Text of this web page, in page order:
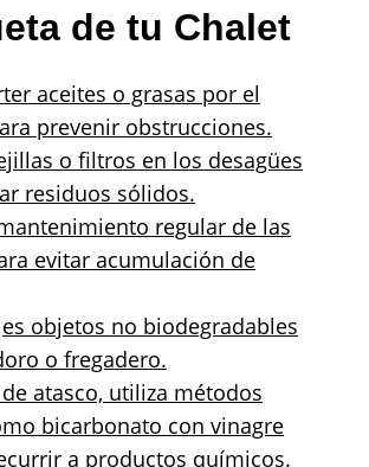
de tu Chalet
aceites o grasas por el
prevenir obstrucciones.
o filtros en los desagües
residuos sólidos.
regular de las
evitar acumulación de
objetos no biodegradables
o fregadero.
atasco, utiliza métodos
bicarbonato con vinagre
a productos químicos.